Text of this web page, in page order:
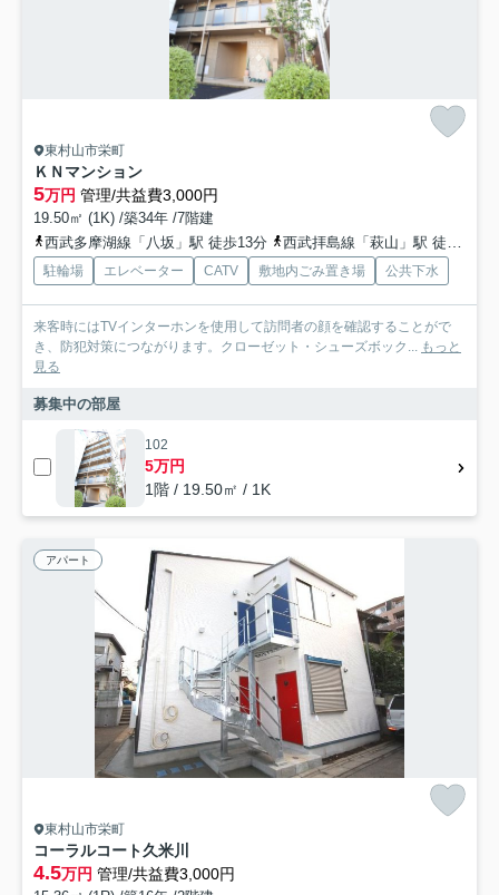
東村山市栄町
ＫＮマンション
5万円 管理/共益費3,000円
19.50㎡ (1K) /築34年 /7階建
西武多摩湖線「八坂」駅 徒歩13分
西武拝島線「萩山」駅 徒歩19分
駐輪場 エレベーター CATV 敷地内ごみ置き場 公共下水
来客時にはTVインターホンを使用して訪問者の顔を確認することがで
き、防犯対策につながります。クローゼット・シューズボック...
もっと
見る
募集中の部屋
102
5万円
1階 / 19.50㎡ / 1K
アパート
東村山市栄町
コーラルコート久米川
4.5万円 管理/共益費3,000円